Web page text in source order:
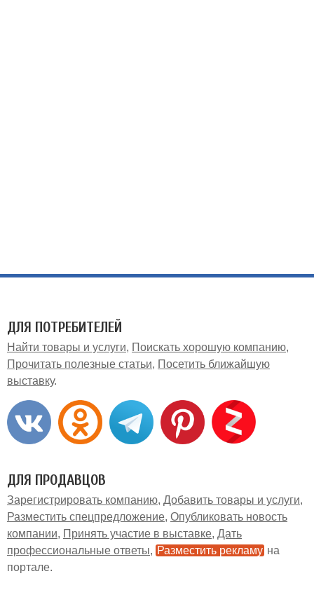
ДЛЯ ПОТРЕБИТЕЛЕЙ
Найти товары и услуги
Поискать хорошую компанию
Прочитать полезные статьи
Посетить ближайшую
выставку
ДЛЯ ПРОДАВЦОВ
Зарегистрировать компанию Добавить товары и услуги
Разместить спецпредложение Опубликовать новость
компании
Принять участие в выставке Дать
профессиональные ответы
Разместить рекламу на
портале